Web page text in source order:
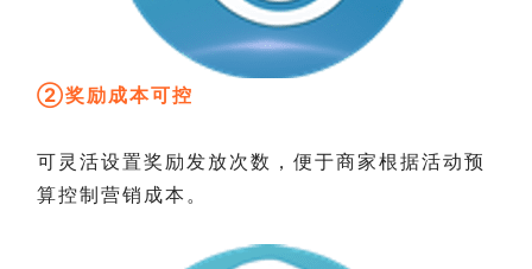
②奖励成本可控
可灵活设置奖励发放次数，便于商家根据活动预
算控制营销成本。